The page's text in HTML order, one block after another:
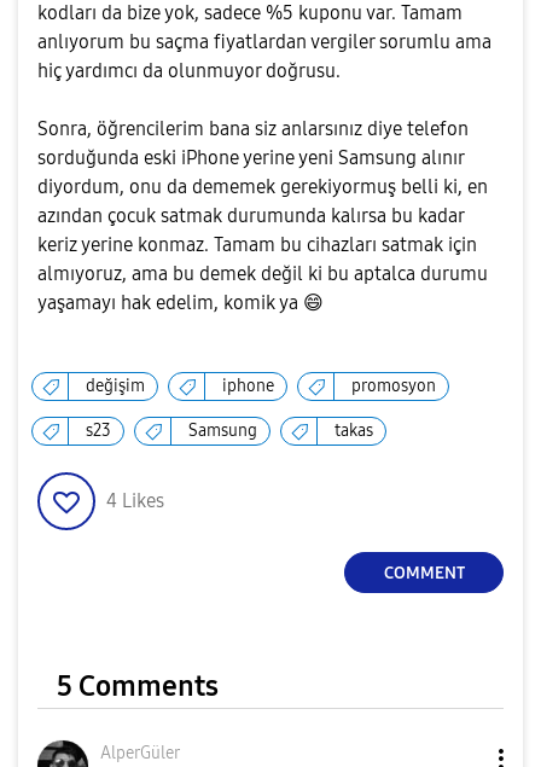
kodları da bize yok, sadece %5 kuponu var. Tamam
anlıyorum bu saçma fiyatlardan vergiler sorumlu ama
hiç yardımcı da olunmuyor doğrusu.
Sonra, öğrencilerim bana siz anlarsınız diye telefon
sorduğunda eski iPhone yerine yeni Samsung alınır
diyordum, onu da dememek gerekiyormuş belli ki, en
azından çocuk satmak durumunda kalırsa bu kadar
keriz yerine konmaz. Tamam bu cihazları satmak için
almıyoruz, ama bu demek değil ki bu aptalca durumu
yaşamayı hak edelim, komik ya 😄
değişim iphone promosyon
s23 Samsung takas
4 Likes
COMMENT
5 Comments
AlperGüler